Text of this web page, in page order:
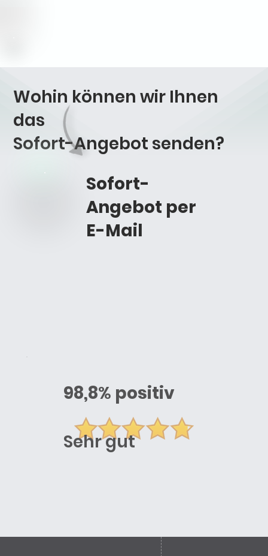
98,8% positiv
Sehr gut
Wohin können wir Ihnen
das
Sofort-Angebot senden?
Sofort-
Angebot per
E-Mail